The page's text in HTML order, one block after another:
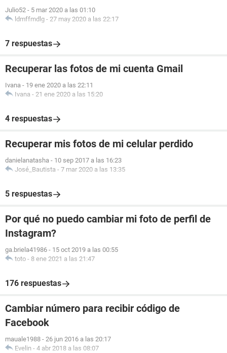
Julio52 - 5 mar 2020 a las 01:10
ldmffmdlg - 27 may 2020 a las 22:17
7 respuestas
Recuperar las fotos de mi cuenta Gmail
Ivana - 19 ene 2020 a las 22:11
Ivana - 21 ene 2020 a las 15:20
4 respuestas
Recuperar mis fotos de mi celular perdido
danielanatasha - 10 sep 2017 a las 16:23
José_Bautista - 7 mar 2020 a las 13:35
5 respuestas
Por qué no puedo cambiar mi foto de perfil de
Instagram?
ga.briela41986 - 15 oct 2019 a las 00:55
toto - 8 ene 2021 a las 21:47
176 respuestas
Cambiar número para recibir código de
Facebook
mauale1988 - 26 jun 2016 a las 20:17
Evelin - 4 abr 2018 a las 08:07